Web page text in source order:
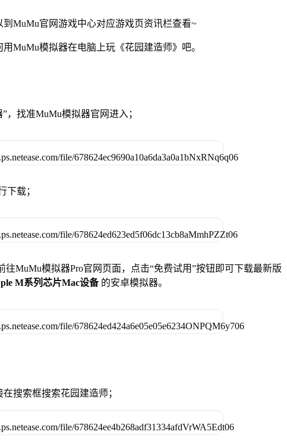
MuMu官网游戏中心对应游戏页资讯栏查看~
MuMu模拟器在电脑上玩《花园建造师》吧。
，找准MuMu模拟器官网进入；
下载；
往MuMu模拟器Pro官网页面，点击“免费试用”按钮即可下载最新版
M系列芯片Mac设备 的安卓模拟器。
搜索框搜索花园建造师；